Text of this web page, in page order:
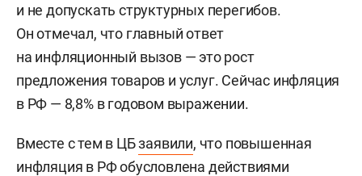
и не допускать структурных перегибов.
Он отмечал, что главный ответ
на инфляционный вызов — это рост
предложения товаров и услуг. Сейчас инфляция
в РФ — 8,8% в годовом выражении.
Вместе с тем в ЦБзаявили, что повышенная
инфляция в РФ обусловлена действиями